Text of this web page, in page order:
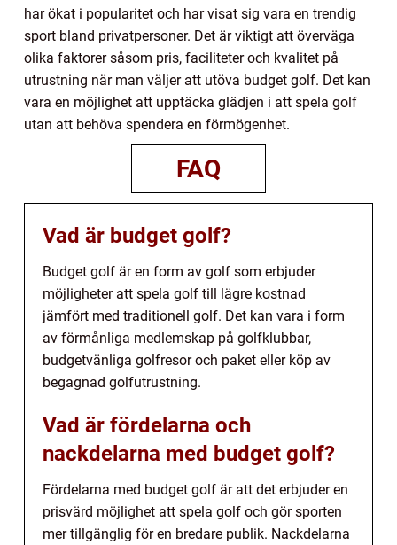
har ökat i popularitet och har visat sig vara en trendig
sport bland privatpersoner. Det är viktigt att överväga
olika faktorer såsom pris, faciliteter och kvalitet på
utrustning när man väljer att utöva budget golf. Det kan
vara en möjlighet att upptäcka glädjen i att spela golf
utan att behöva spendera en förmögenhet.
FAQ
Vad är budget golf?
Budget golf är en form av golf som erbjuder
möjligheter att spela golf till lägre kostnad
jämfört med traditionell golf. Det kan vara i form
av förmånliga medlemskap på golfklubbar,
budgetvänliga golfresor och paket eller köp av
begagnad golfutrustning.
Vad är fördelarna och
nackdelarna med budget golf?
Fördelarna med budget golf är att det erbjuder en
prisvärd möjlighet att spela golf och gör sporten
mer tillgänglig för en bredare publik. Nackdelarna